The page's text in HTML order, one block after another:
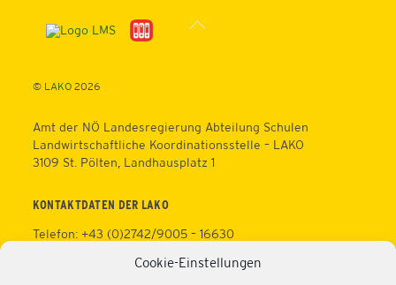
Cookie-Einstellungen
Back
© LAKO2026
Amt der NÖ Landesregierung Abteilung Schulen
Landwirtschaftliche Koordinationsstelle – LAKO
3109 St. Pölten, Landhausplatz 1
KONTAKTDATEN DER LAKO
Telefon: +43 (0)2742/9005 – 16630
https://lako.at